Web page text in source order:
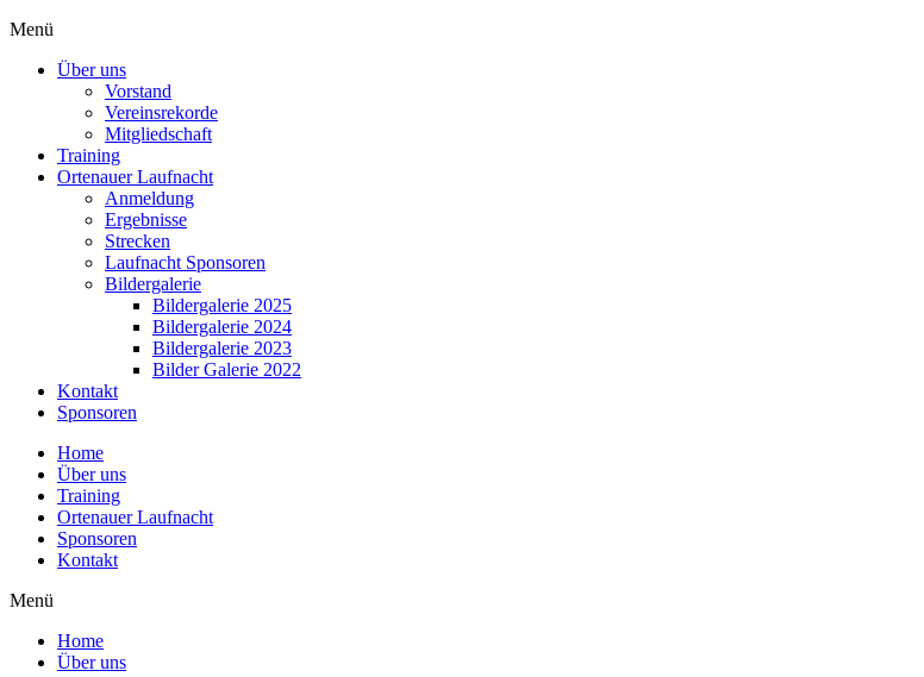
Menü
Über uns
Vorstand
Vereinsrekorde
Mitgliedschaft
Training
Ortenauer Laufnacht
Anmeldung
Ergebnisse
Strecken
Laufnacht Sponsoren
Bildergalerie
Bildergalerie 2025
Bildergalerie 2024
Bildergalerie 2023
Bilder Galerie 2022
Kontakt
Sponsoren
Home
Über uns
Training
Ortenauer Laufnacht
Sponsoren
Kontakt
Menü
Home
Über uns